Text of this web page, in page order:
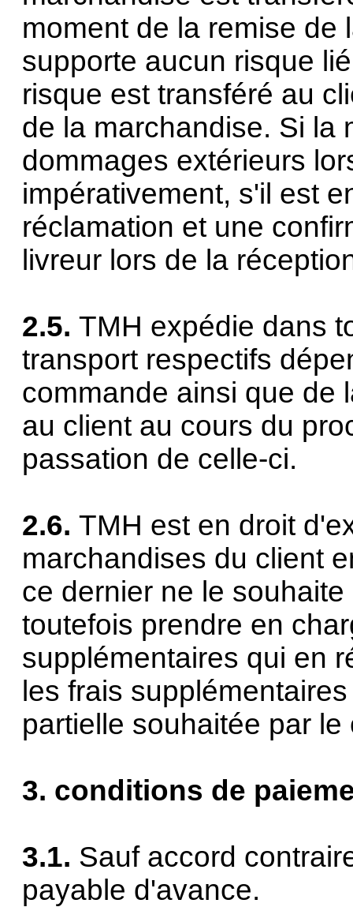
moment de la remise de
supporte aucun risque
risque est transféré au
de la marchandise. Si la
dommages extérieurs
impérativement, s'il est
réclamation et une
livreur lors de la
2.5. TMH expédie dans
transport respectifs
commande ainsi que de
au client au cours du
passation de celle-ci.
2.6. TMH est en droit
marchandises du client
ce dernier ne le
toutefois prendre en
supplémentaires qui en
les frais
partielle souhaitée par le
3. conditions de
3.1. Sauf accord
payable d'avance.